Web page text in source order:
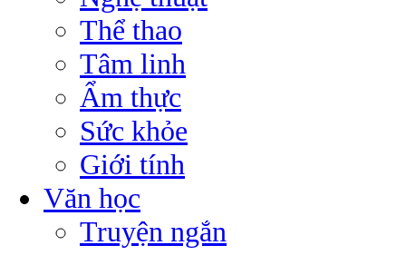
Thể thao
Tâm linh
Ẩm thực
Sức khỏe
Giới tính
Văn học
Truyện ngắn